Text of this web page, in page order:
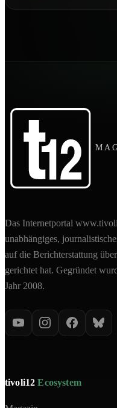
Das Internetportal
unabhängiges,
auf die Berichterstattung
gerichtet hat. Gegründet
Jahr 2008.
tivoli12Ecosystem